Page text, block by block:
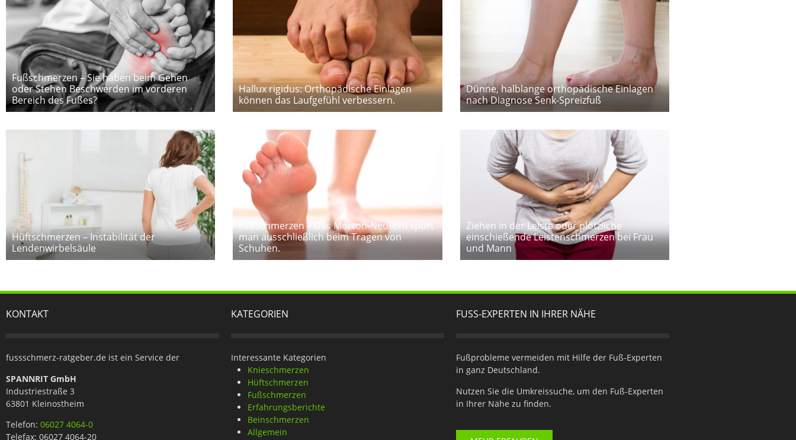
Fußschmerzen – Sie haben beim Gehen
oder Stehen Beschwerden im vorderen
Bereich des Fußes?
Hallux rigidus: Orthopädische Einlagen
können das Laufgefühl verbessern.
Dünne, halblange orthopädische Einlagen
nach Diagnose Senk-Spreizfuß
Hüftschmerzen – Instabilität der
Lendenwirbelsäule
Fußschmerzen – Das Morton-Neurom spürt
man ausschließlich beim Tragen von
Schuhen.
Ziehen in der Leiste oder plötzliche
einschießende Leistenschmerzen bei Frau
und Mann
KONTAKT
fussschmerz-ratgeber.de ist ein Service der
SPANNRIT GmbH
Industriestraße 3
63801 Kleinostheim
Telefon: 06027 4064-0
Telefax: 06027 4064-20
KATEGORIEN
Interessante Kategorien
Knieschmerzen
Hüftschmerzen
Fußschmerzen
Erfahrungsberichte
Beinschmerzen
Allgemein
FUSS-EXPERTEN IN IHRER NÄHE
Fußprobleme vermeiden mit Hilfe der Fuß-Experten
in ganz Deutschland.
Nutzen Sie die Umkreissuche, um den Fuß-Experten
in Ihrer Nähe zu finden.